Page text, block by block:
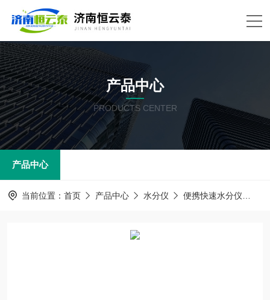
产品中心
PRODUCTS CENTER
产品中心
当前位置： 首页 产品中心 水分仪 便携快速水分仪